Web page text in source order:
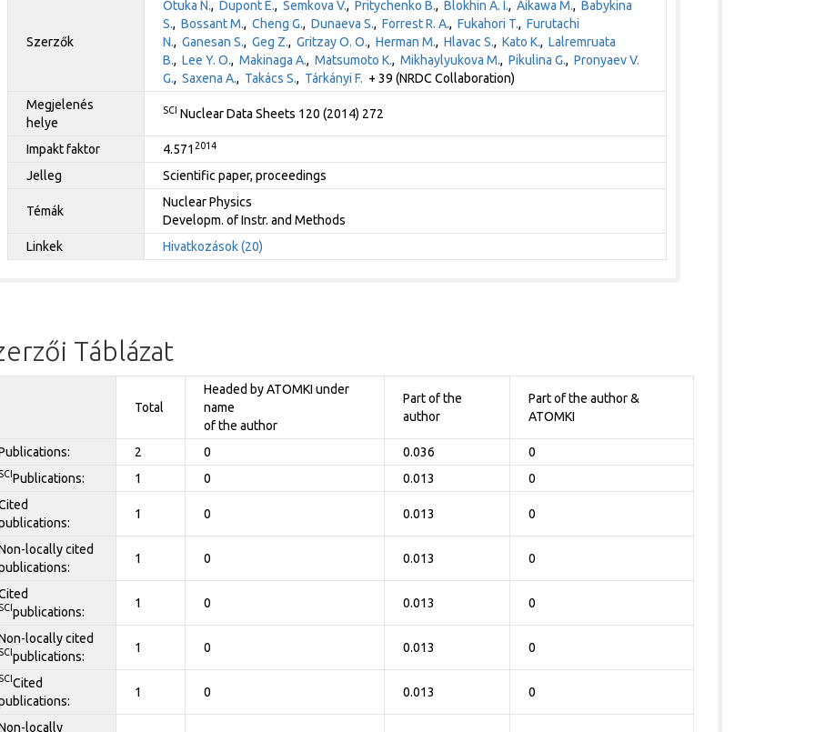
Szerzők
Otuka N., Dupont E., Semkova V., Pritychenko B., Blokhin A. I., Aikawa M., Babykina
S., Bossant M., Cheng G., Dunaeva S., Forrest R. A., Fukahori T., Furutachi
N., Ganesan S., Geg Z., Gritzay O. O., Herman M., Hlavac S., Kato K., Lalremruata
B., Lee Y. O., Makinaga A., Matsumoto K., Mikhaylyukova M., Pikulina G., Pronyaev V.
G., Saxena A., Takács S., Tárkányi F. + 39 (NRDC Collaboration)
Megjelenés
helye
SCI Nuclear Data Sheets 120 (2014) 272
Impakt faktor 4.571 2014
Jelleg Scientific paper, proceedings
Témák
Nuclear Physics
Developm. of Instr. and Methods
Linkek
Hivatkozások (20)
Táblázat
Total
Headed by ATOMKI under
name
of the author
Part of the
author
Part of the author &
ATOMKI
2 0 0.036 0
Publications: 1 0 0.013
0
1 0 0.013 0
locally cited
1 0 0.013 0
publications:
1 0 0.013 0
locally cited
publications:
1 0 0.013 0
Cited
1 0 0.013 0
locally